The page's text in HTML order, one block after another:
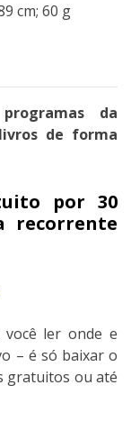
cm; 60 g
programas da
de forma
por 30
recorrente
ler onde e
– é só baixar o
gratuitos ou até